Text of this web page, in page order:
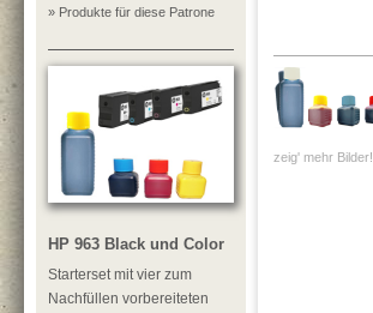
» Produkte für diese Patrone
HP 963 Black und Color
Starterset mit vier zum
Nachfüllen vorbereiteten
zeig' mehr Bilder!